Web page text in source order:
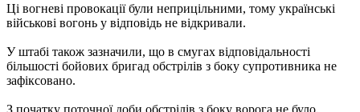
Ці вогневі провокації були неприцільними, тому українські
військові вогонь у відповідь не відкривали.
У штабі також зазначили, що в смугах відповідальності
більшості бойових бригад обстрілів з боку супротивника не
зафіксовано.
З початку поточної доби обстрілів з боку ворога не було.